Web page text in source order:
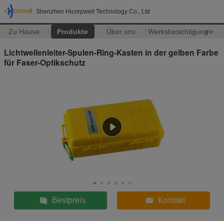
Shenzhen Hicorpwell Technology Co., Ltd
Zu Hause Produkte Über uns Werksbesichtigung>>
Lichtwellenleiter-Spulen-Ring-Kasten in der gelben Farbe
für Faser-Optikschutz
Bestpreis Kontakt